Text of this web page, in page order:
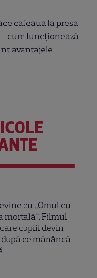
cafeaua la presa
cum funcționează
avantajele
cu „Omul cu
mortală”. Filmul
copiii devin
ce mănâncă